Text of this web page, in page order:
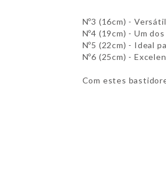
Nº3 (16cm) -
Nº4 (19cm) - Um
Nº5 (22cm) - Ideal
Nº6 (25cm) -
Com estes